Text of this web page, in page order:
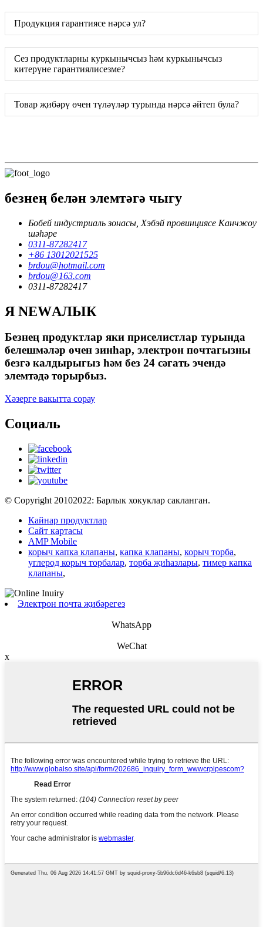
Продукция гарантиясе нәрсә ул?
Сез продуктларны куркынычсыз һәм куркынычсыз
китерүне гарантиялисезме?
Товар җибәрү өчен түләүләр турында нәрсә әйтеп була?
безнең белән элемтәгә чыгу
Бобей индустриаль зонасы, Хэбэй провинциясе Канчжоу
шәһәре
0311-87282417
+86 13012021525
brdou@hotmail.com
brdou@163.com
0311-87282417
Я NEWАЛЫК
Безнең продуктлар яки приселистлар турында
белешмәләр өчен зинһар, электрон почтагызны
безгә калдырыгыз һәм без 24 сәгать эчендә
элемтәдә торырбыз.
Хәзерге вакытта сорау
Социаль
© Copyright 20102022: Барлык хокуклар сакланган.
Кайнар продуктлар
Сайт картасы
AMP Mobile
корыч капка клапаны, капка клапаны, корыч торба,
углерод корыч торбалар, торба җиһазлары, тимер капка
клапаны,
Электрон почта җибәрегез
WhatsApp
WeChat
x